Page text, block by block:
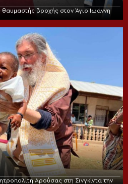
βροχής στον Άγιο Ιωάννη
Αρούσας στη Σινγκίντα την